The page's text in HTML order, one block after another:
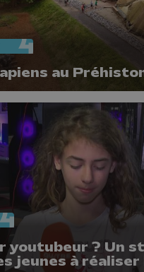
au
youtubeur ? Un
jeunes à